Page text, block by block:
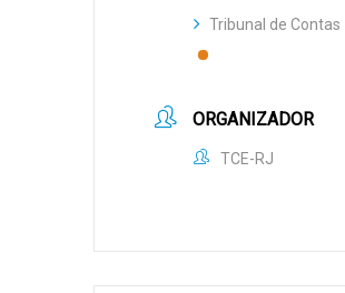
Tribunal de Contas
ORGANIZADOR
TCE-RJ